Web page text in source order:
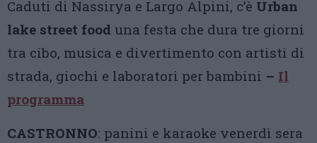
Caduti di Nassirya e Largo Alpini, c’è Urban
lake street food una festa che dura tre giorni
tra cibo, musica e divertimento con artisti di
strada, giochi e laboratori per bambini – Il
programma
CASTRONNO: panini e karaoke venerdì sera